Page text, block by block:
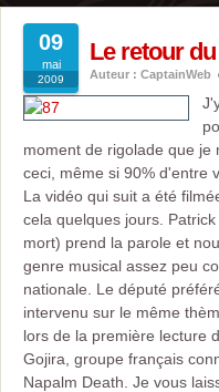
09
mai
2009
Le retour
Auteur : CaptainWeb
moment de rigolade que je
ceci, même si 90% d'entre
La vidéo qui suit a été
cela quelques jours.
mort) prend la parole et
genre musical assez peu
nationale. Le député
intervenu sur le même
lors de la première lecture
Gojira, groupe français
Napalm Death. Je vous